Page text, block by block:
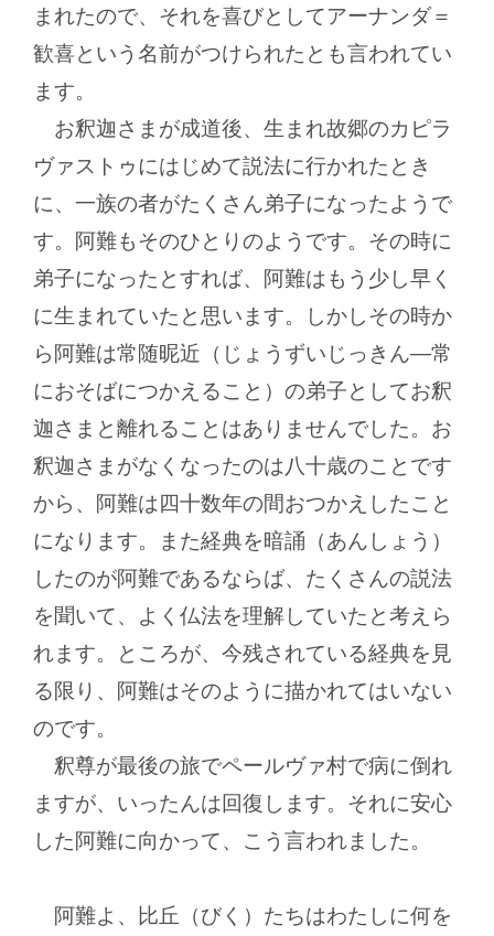
まれたので、それを喜びとしてアーナンダ＝
歓喜という名前がつけられたとも言われてい
ます。
お釈迦さまが成道後、生まれ故郷のカピラ
ヴァストゥにはじめて説法に行かれたとき
に、一族の者がたくさん弟子になったようで
す。阿難もそのひとりのようです。その時に
弟子になったとすれば、阿難はもう少し早く
に生まれていたと思います。しかしその時か
ら阿難は常随昵近（じょうずいじっきん―常
におそばにつかえること）の弟子としてお釈
迦さまと離れることはありませんでした。お
釈迦さまがなくなったのは八十歳のことです
から、阿難は四十数年の間おつかえしたこと
になります。また経典を暗誦（あんしょう）
したのが阿難であるならば、たくさんの説法
を聞いて、よく仏法を理解していたと考えら
れます。ところが、今残されている経典を見
る限り、阿難はそのように描かれてはいない
のです。
釈尊が最後の旅でペールヴァ村で病に倒れ
ますが、いったんは回復します。それに安心
した阿難に向かって、こう言われました。
阿難よ、比丘（びく）たちはわたしに何を